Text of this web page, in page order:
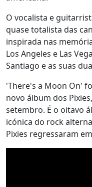
O vocalista e
quase totalista das
inspirada nas
Los Angeles e Las
Santiago e as suas
'There's a Moon On'
novo álbum dos
setembro. É o oitavo
icónica do rock
Pixies regressaram